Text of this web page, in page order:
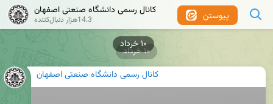
۱۰ خرداد
پیوستن کانال رسمی دانشگاه صنعتی اصفهان
14.3هزار دنبال‌کننده
کانال رسمی دانشگاه صنعتی اصفهان
۱۰ خرداد